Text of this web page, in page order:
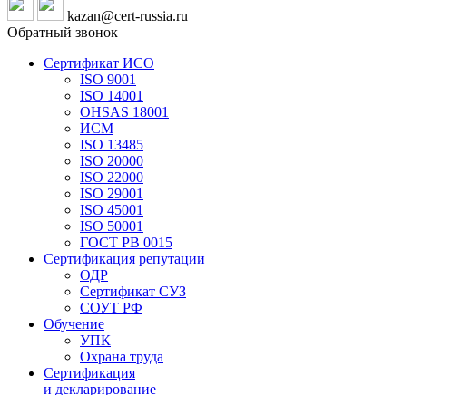
kazan@cert-russia.ru
Обратный звонок
Сертификат ИСО
ISO 9001
ISO 14001
OHSAS 18001
ИСМ
ISO 13485
ISO 20000
ISO 22000
ISO 29001
ISO 45001
ISO 50001
ГОСТ РВ 0015
Сертификация репутации
ОДР
Сертификат СУЗ
СОУТ РФ
Обучение
УПК
Охрана труда
Сертификация
и декларирование